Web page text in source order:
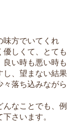
味方でいてくれ
しくて、とても
い時も悪い時も
し、望まない結果
落ち込みながら
んなことでも、例
さいます。